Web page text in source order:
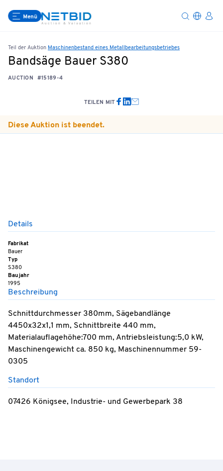
Menü
Teil der Auktion Maschinenbestand eines Metallbearbeitungsbetriebes
Bandsäge Bauer S380
AUCTION #15189-4
TEILEN MIT
Diese Auktion ist beendet.
Details
Fabrikat
Bauer
Typ
S380
Baujahr
1995
Beschreibung
Schnittdurchmesser 380mm, Sägebandlänge
4450x32x1,1 mm, Schnittbreite 440 mm,
Materialauflagehöhe:700 mm, Antriebsleistung:5,0 kW,
Maschinengewicht ca. 850 kg, Maschinennummer 59-
0305
Standort
07426 Königsee, Industrie- und Gewerbepark 38